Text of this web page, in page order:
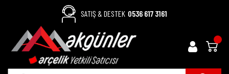
SATIŞ & DESTEK 0536 617 3161